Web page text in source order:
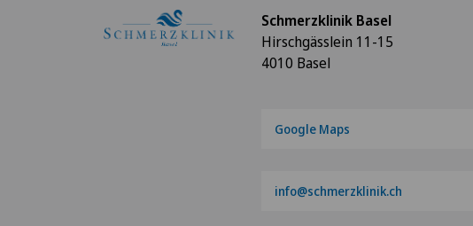
Schmerzklinik Basel
Hirschgässlein 11-15
4010 Basel
Google Maps
info@schmerzklinik.ch